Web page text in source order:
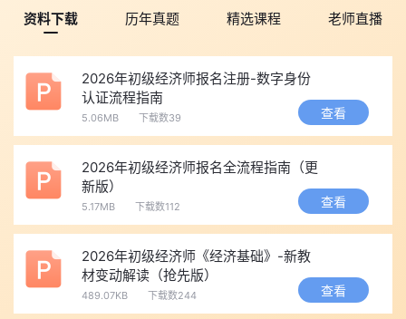
资料：报名账号、密码、身份证号;
辅助：提前找回密码(遗忘密码可通过预留手机号、邮箱重
置)。
打开浏览器，输入
侧打印准考证按钮，进入对应专区。
第二步：登录报名平台
跳转至登录页面，输入报名时注册的用户名、密码、验证码，
点击登录;忘记密码点击 “找回密码” ，按提示重置即可。
资料下载 历年真题 精选课程 老师直播
2026年初级经济师报名注册-数字身份
认证流程指南
5.06MB 下载数39 查看
2026年初级经济师报名全流程指南（更
新版）
5.17MB 下载数112 查看
2026年初级经济师《经济基础》-新教
材变动解读（抢先版）
489.07KB 下载数244 查看